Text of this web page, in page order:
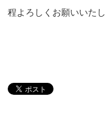
程よろしくお願いいたし